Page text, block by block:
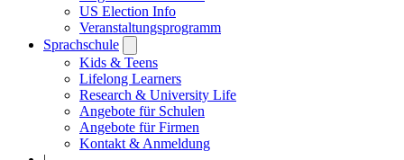
US Election Info
Veranstaltungsprogramm
Sprachschule
submenu
Kids & Teens
Lifelong Learners
Research & University Life
Angebote für Schulen
Angebote für Firmen
Kontakt & Anmeldung